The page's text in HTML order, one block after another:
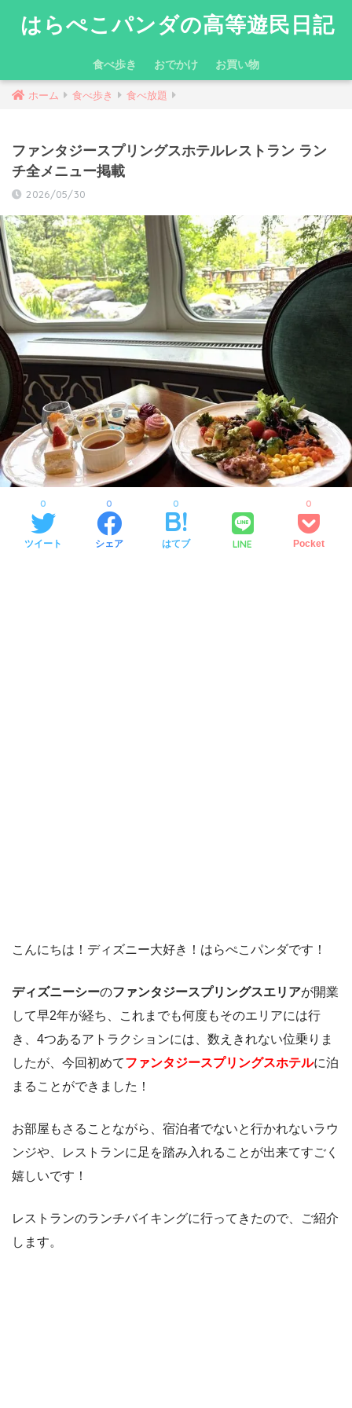
はらぺこパンダの高等遊民日記
食べ歩き おでかけ お買い物
ホーム 食べ歩き 食べ放題
ファンタジースプリングスホテルレストラン ラン
チ全メニュー掲載
2026/05/30
ツイート
0
シェア
0
はてブ
0
LINE Pocket
0
こんにちは！ディズニー大好き！はらぺこパンダです！
ディズニーシーのファンタジースプリングスエリアが開業
して早2年が経ち、これまでも何度もそのエリアには行
き、4つあるアトラクションには、数えきれない位乗りま
したが、今回初めてファンタジースプリングスホテルに泊
まることができました！
お部屋もさることながら、宿泊者でないと行かれないラウ
ンジや、レストランに足を踏み入れることが出来てすごく
嬉しいです！
レストランのランチバイキングに行ってきたので、ご紹介
します。